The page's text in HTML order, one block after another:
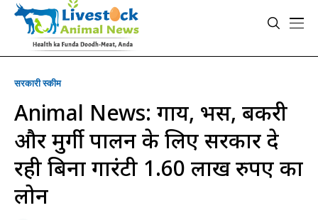
सरकारी स्की‍म
Animal News: गाय, भैंस, बकरी
और मुर्गी पालन के लिए सरकार दे
रही बिना गारंटी 1.60 लाख रुपए का
लोन